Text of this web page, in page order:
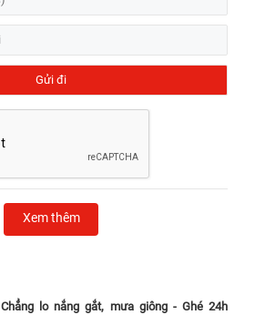
Xem thêm
Chẳng lo nắng gắt, mưa giông - Ghé 24h